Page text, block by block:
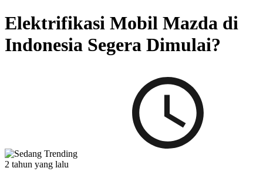
Elektrifikasi Mobil Mazda di
Indonesia Segera Dimulai?
2 tahun yang lalu